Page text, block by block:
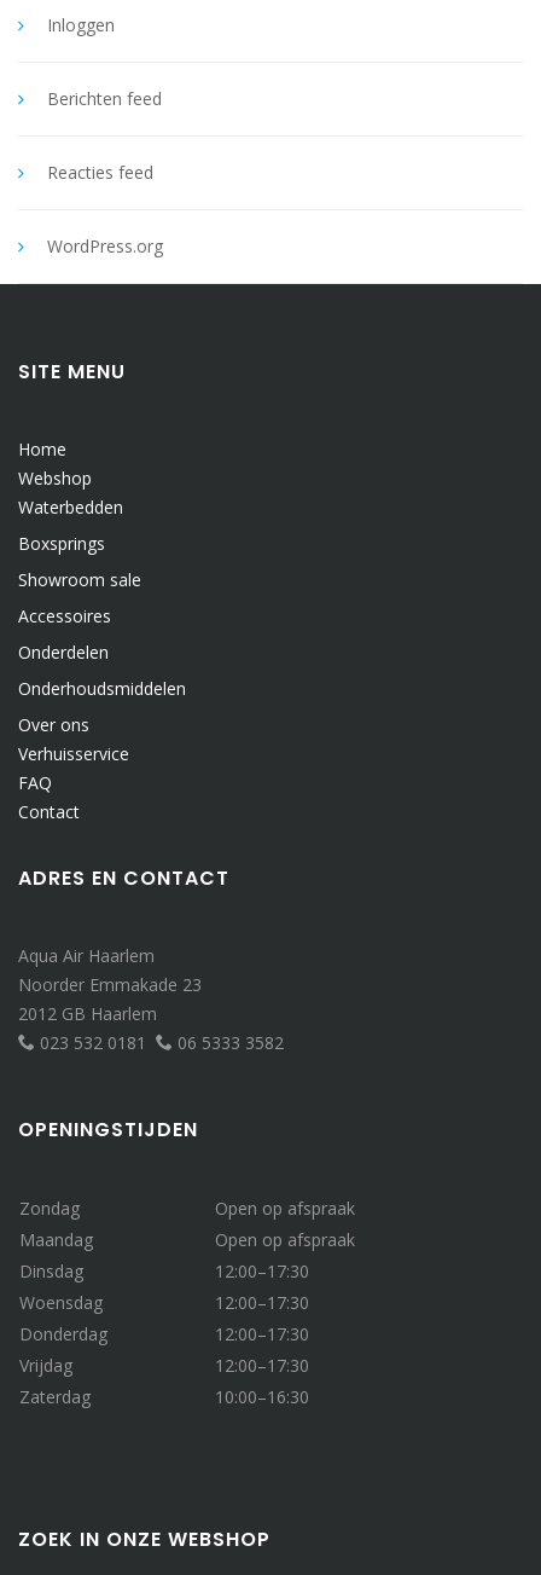
Inloggen
Berichten feed
Reacties feed
WordPress.org
SITE MENU
Home
Webshop
Waterbedden
Boxsprings
Showroom sale
Accessoires
Onderdelen
Onderhoudsmiddelen
Over ons
Verhuisservice
FAQ
Contact
ADRES EN CONTACT
Aqua Air Haarlem
Noorder Emmakade 23
2012 GB Haarlem
023 532 0181
06 5333 3582
OPENINGSTIJDEN
Zondag
Open op afspraak
Maandag
Open op afspraak
Dinsdag
12:00–17:30
Woensdag
12:00–17:30
Donderdag
12:00–17:30
Vrijdag
12:00–17:30
Zaterdag
10:00–16:30
ZOEK IN ONZE WEBSHOP